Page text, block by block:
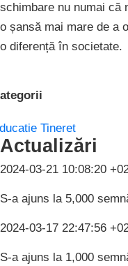
schimbare nu numai că
o șansă mai mare de a
o diferență în societate.
Tineret
Actualizări
2024-03-21 10:08:20
S-a ajuns la 5,000
2024-03-17 22:47:56
S-a ajuns la 1,000